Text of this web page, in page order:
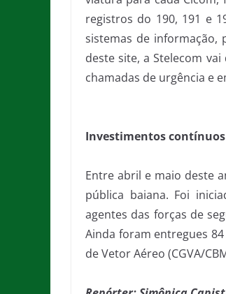
registros do 190, 191 e
sistemas de informação,
deste site, a Stelecom
chamadas de urgência e
Investimentos contínuos
Entre abril e maio deste
pública baiana. Foi
agentes das forças de
Ainda foram entregues
de Vetor Aéreo (CGVA/